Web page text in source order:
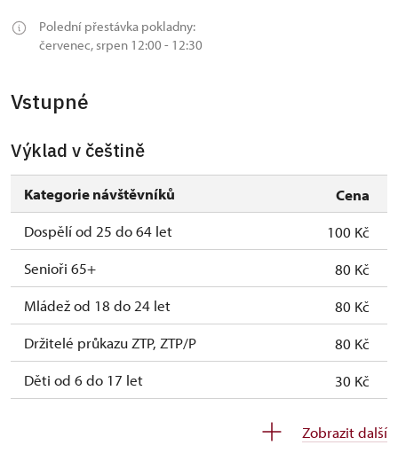
Polední přestávka pokladny:
červenec, srpen 12:00 - 12:30
Vstupné
Výklad v češtině
Kategorie návštěvníků
Cena
Dospělí od 25 do 64 let
100 Kč
Senioři 65+
80 Kč
Mládež od 18 do 24 let
80 Kč
Držitelé průkazu ZTP, ZTP/P
80 Kč
Děti od 6 do 17 let
30 Kč
Zobrazit další